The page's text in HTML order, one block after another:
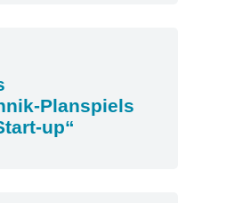
Planspiels
up“